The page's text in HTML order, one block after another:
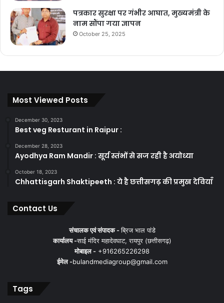
पत्रकार सुरक्षा पर गंभीर आघात, मुख्यमंत्री के
नाम सौंपा गया ज्ञापन
October 25, 2025
Most Viewed Posts
December 30, 2023
Best veg Resturant in Raipur :
December 28, 2023
Ayodhya Ram Mandir : सूर्य स्तंभों से सज रही है अयोध्या
October 18, 2023
Chhattisgarh Shaktipeeth : ये है छत्तीसगढ़ की प्रमुख देवियाँ
Contact Us
संचालक एवं संपादक -ब्रिज भाल पांडे
कार्यालय -साई मंदिर महादेवघाट, रायपुर (छत्तीसगढ़)
मोबाइल - +916265226298
ईमेल -bulandmediagroup@gmail.com
Tags